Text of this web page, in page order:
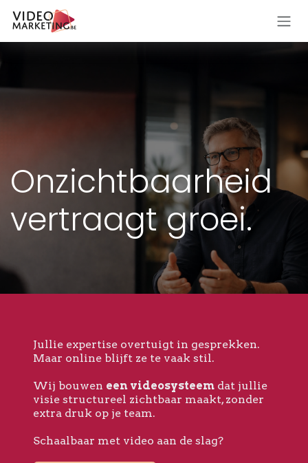
Overslaan naar inhoud
Onzichtbaarheid
vertraagt groei.
Jullie expertise overtuigt in gesprekken.
Maar online blijft ze te vaak stil.
Wij bouwen een videosysteem dat jullie
visie structureel zichtbaar maakt, zonder
extra druk op je team.
Schaalbaar met video aan de slag?